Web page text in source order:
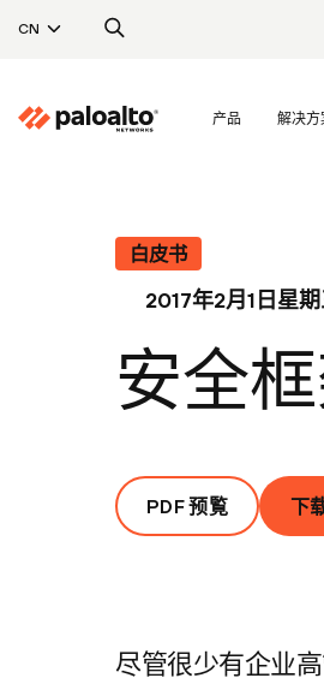
CN
产品 解决方
白皮书
2017年2月1日星
安全
PDF 预覧 下
尽管很少有企业